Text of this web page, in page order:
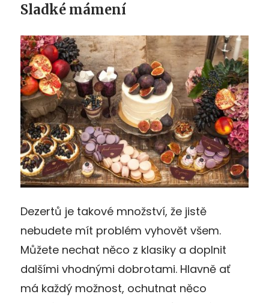
Sladké mámení
Dezertů je takové množství, že jistě
nebudete mít problém vyhovět všem.
Můžete nechat něco z klasiky a doplnit
dalšími vhodnými dobrotami. Hlavně ať
má každý možnost, ochutnat něco